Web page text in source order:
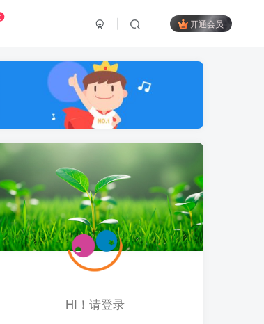
开通会员
HI！请登录